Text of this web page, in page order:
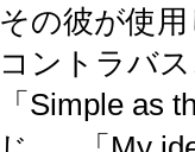
その彼が使
コントラバ
「Simple as